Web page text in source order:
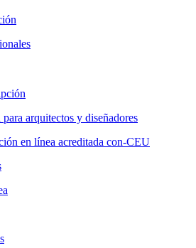
arquitectos y diseñadores
en línea acreditada con-CEU